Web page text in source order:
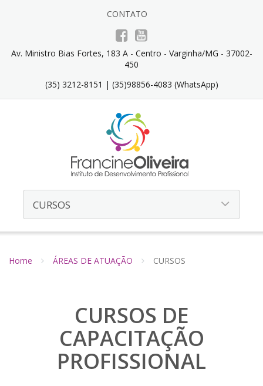
CONTATO
Av. Ministro Bias Fortes, 183 A - Centro - Varginha/MG - 37002-
450
(35) 3212-8151 | (35)98856-4083 (WhatsApp)
Home ÁREAS DE ATUAÇÃO CURSOS
CURSOS DE
CAPACITAÇÃO
PROFISSIONAL